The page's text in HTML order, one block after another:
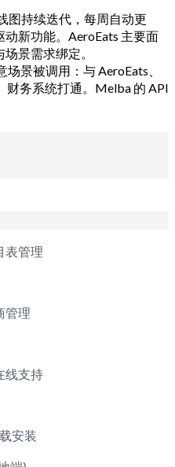
图持续迭代，每周自动更
新功能。AeroEats 主要面
景需求绑定。
景被调用：与 AeroEats、
财务系统打通。Melba 的 API
表管理
管理
线支持
安装